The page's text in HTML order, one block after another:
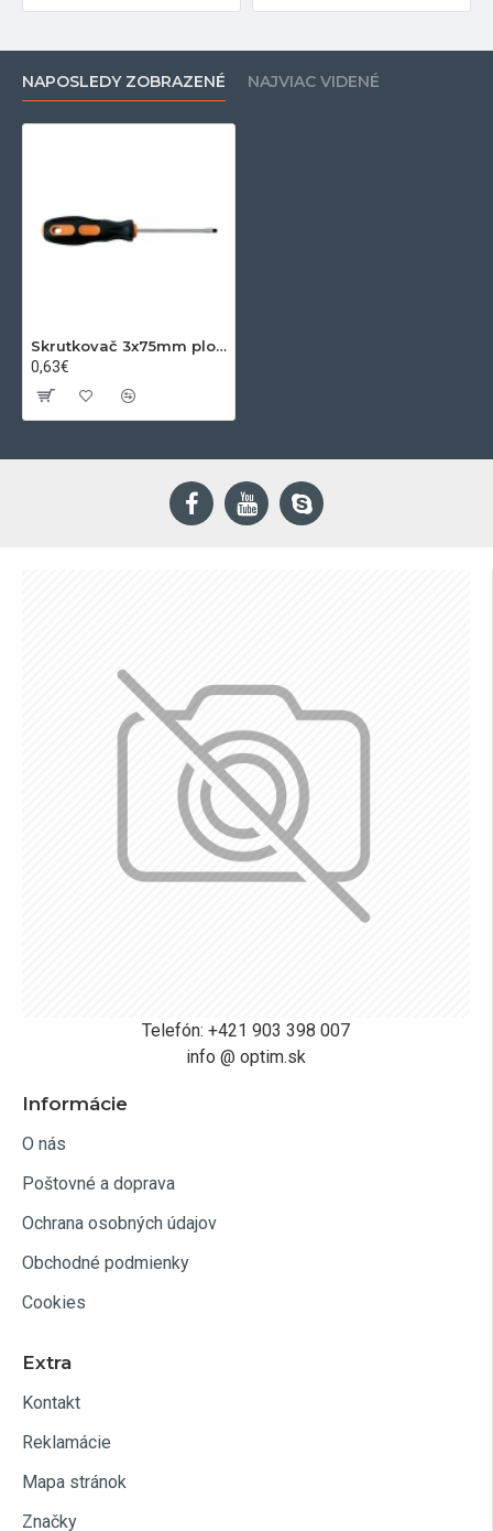
NAPOSLEDY ZOBRAZENÉ NAJVIAC VIDENÉ
Skrutkovač 3x75mm plochý
0,63€
Telefón: +421 903 398 007
info @ optim.sk
Informácie
O nás
Poštovné a doprava
Ochrana osobných údajov
Obchodné podmienky
Cookies
Extra
Kontakt
Reklamácie
Mapa stránok
Značky